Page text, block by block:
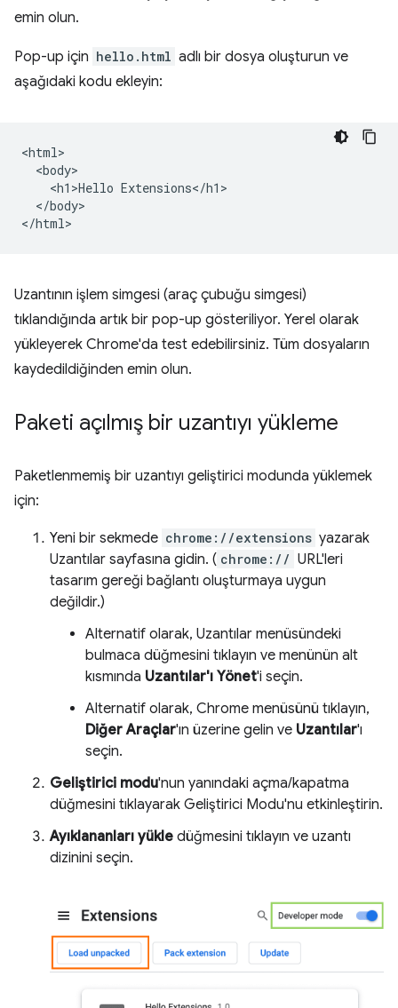
emin olun.
Pop-up için hello.html adlı bir dosya oluşturun ve
aşağıdaki kodu ekleyin:
<html>
  <body>
    <h1>Hello Extensions</h1>
  </body>
Uzantının işlem simgesi (araç çubuğu simgesi)
tıklandığında artık bir pop-up gösteriliyor. Yerel olarak
yükleyerek Chrome'da test edebilirsiniz. Tüm dosyaların
kaydedildiğinden emin olun.
Paketi açılmış bir uzantıyı yükleme
Paketlenmemiş bir uzantıyı geliştirici modunda yüklemek
için:
Yeni bir sekmede chrome://extensions yazarak
Uzantılar sayfasına gidin. ( chrome:// URL'leri
tasarım gereği bağlantı oluşturmaya uygun
değildir.)
Alternatif olarak, Uzantılar menüsündeki
bulmaca düğmesini tıklayın ve menünün alt
kısmında Uzantılar'ı Yönet'i seçin.
Alternatif olarak, Chrome menüsünü tıklayın,
Diğer Araçlar'ın üzerine gelin ve Uzantılar'ı
seçin.
Geliştirici modu'nun yanındaki açma/kapatma
düğmesini tıklayarak Geliştirici Modu'nu etkinleştirin.
Ayıklananları yükle düğmesini tıklayın ve uzantı
dizinini seçin.